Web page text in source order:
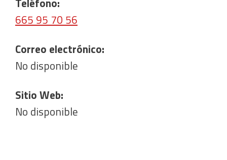
665 95 70 56
Correo electrónico:
No disponible
Sitio Web:
No disponible